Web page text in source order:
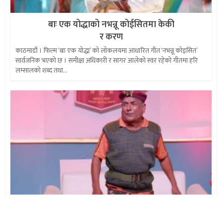
बाः एक योद्धाको नभन्नू कोईसितमा केकी
र करण
काठमाडौं । फिल्म ‘बाः एक योद्धा’ को लोकलयमा आधारित गीत ‘नभन्नू कोइसित’
सार्वजनिक भएको छ । समीक्षा अधिकारी र सागर आलेको स्वर रहेको गीतमा हरि
लम्सालको शब्द तथा...